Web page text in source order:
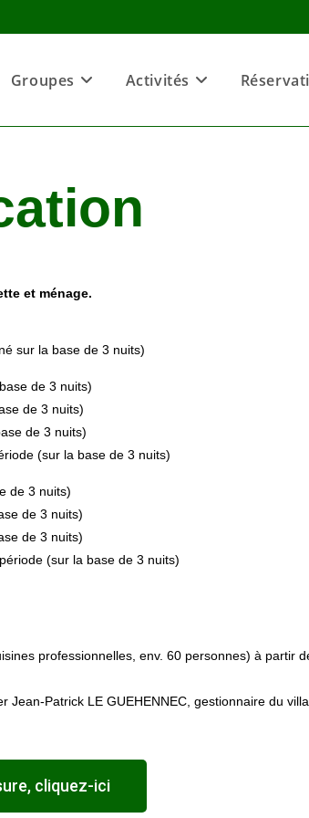
Groupes Activités
et ménage.
sur la base de 3 nuits)
de 3 nuits)
de 3 nuits)
de 3 nuits)
(sur la base de 3 nuits)
de 3 nuits)
de 3 nuits)
de 3 nuits)
(sur la base de 3 nuits)
professionnelles, env. 60 personnes) à partir
Patrick LE GUEHENNEC, gestionnaire du
cliquez-ici